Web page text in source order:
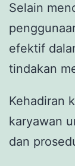
Selain
efektif
tindakan
Kehadiran
karyawan
dan